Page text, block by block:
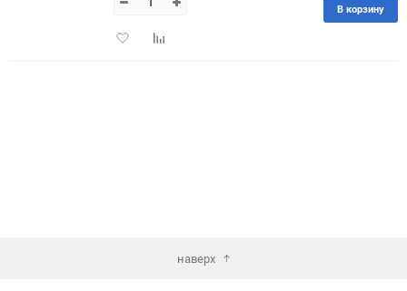
150
ДобавитьДобавить
В корзину
наверх